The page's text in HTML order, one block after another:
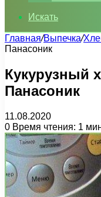
Искать
Главная/Выпечка/
Панасоник
Кукурузный
Панасоник
11.08.2020
0 Время чтения: 1